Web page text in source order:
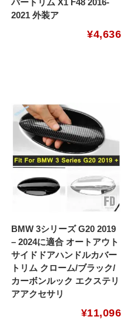
2021 外装ア
¥4,636
BMW 3シリーズ G20 2019
– 2024に適合 オートアウト
サイドドアハンドルカバー
トリム クローム/ブラック/
カーボンルック エクステリ
アアクセサリ
¥11,096